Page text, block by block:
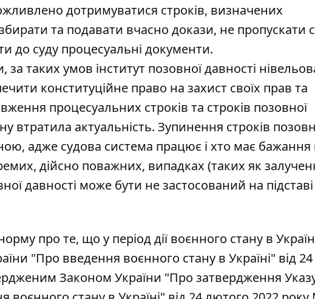
дотримуватися строків, визначених
та подавати вчасно докази, не пропускати
до суду процесуальні документи.
таких умов інститут позовної давності
конституційне право на захист своїх прав та
процесуальних строків та строків позовної
втратила актуальність. Зупинення строків
адже судова система працює і хто має
дійсно поважних, випадках (таких як
давності може бути не застосований на
про те, що у період дії воєнного стану в
"Про введення воєнного стану в Україні" від 24
Законом України "Про затвердження